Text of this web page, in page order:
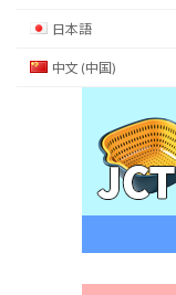
日本語
中文 (中国)